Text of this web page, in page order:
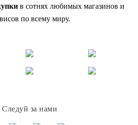
в сотнях любимых магазинов и
по всему миру.
Следуй за нами